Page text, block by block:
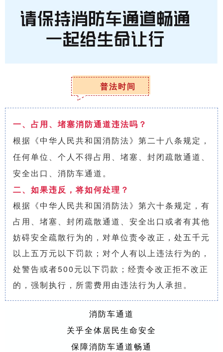
普法时间
一、占用、堵塞消防通道违法吗？
根据《中华人民共和国消防法》第二十八条规定，
任何单位、个人不得占用、堵塞、封闭疏散通道、
安全出口、消防车通道。
二、如果违反，将如何处理？
根据《中华人民共和国消防法》第六十条规定，有
占用、堵塞、封闭疏散通道、安全出口或者有其他
妨碍安全疏散行为的，对单位责令改正，处五千元
以上五万元以下罚款；对个人有以上违法行为的，
处警告或者500元以下罚款；经责令改正拒不改正
的，强制执行，所需费用由违法行为人承担。
消防车通道
关乎全体居民生命安全
保障消防车通道畅通